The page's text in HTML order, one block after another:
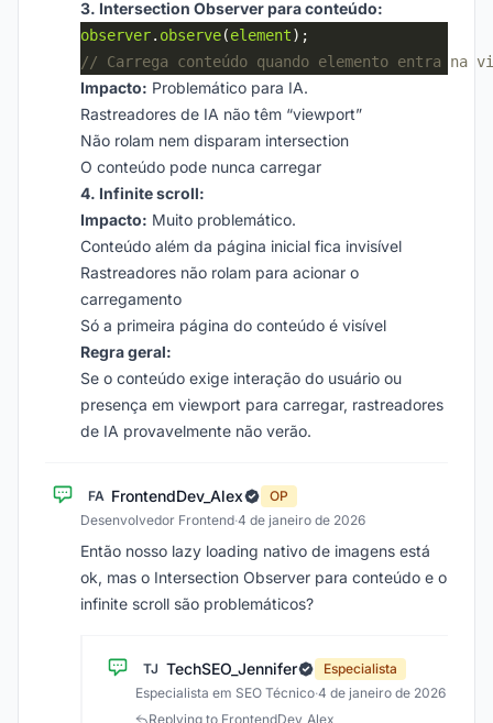
3. Intersection Observer para conteúdo:
observer. observe(element
Impacto: Problemático para IA.
Rastreadores de IA não têm “viewport”
Não rolam nem disparam intersection
O conteúdo pode nunca carregar
4. Infinite scroll:
Impacto: Muito problemático.
Conteúdo além da página inicial fica invisível
Rastreadores não rolam para acionar o
carregamento
Só a primeira página do conteúdo é visível
Regra geral:
Se o conteúdo exige interação do usuário ou
presença em viewport para carregar, rastreadores
de IA provavelmente não verão.
FA FrontendDev_Alex
OP
Desenvolvedor Frontend·4 de janeiro de 2026
Então nosso lazy loading nativo de imagens está
ok, mas o Intersection Observer para conteúdo e o
infinite scroll são problemáticos?
TJ TechSEO_Jennifer
Especialista
Especialista em SEO Técnico·4 de janeiro de 2026
Replying to FrontendDev_Alex